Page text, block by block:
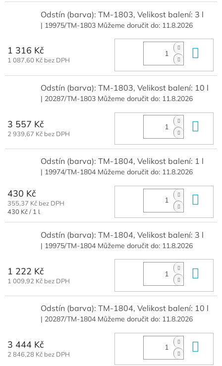
Odstín (barva): TM-1803, Velikost balení: 3 l
| 19975/TM-1803 Můžeme doručit do: 11.8.2026
1 316 Kč
1 087,60 Kč bez DPH
Odstín (barva): TM-1803, Velikost balení: 10 l
| 20287/TM-1803 Můžeme doručit do: 11.8.2026
3 557 Kč
2 939,67 Kč bez DPH
Odstín (barva): TM-1804, Velikost balení: 1 l
| 19974/TM-1804 Můžeme doručit do: 11.8.2026
430 Kč
355,37 Kč bez DPH
Měrná
cena:
430 Kč / 1 l
Odstín (barva): TM-1804, Velikost balení: 3 l
| 19975/TM-1804 Můžeme doručit do: 11.8.2026
1 222 Kč
1 009,92 Kč bez DPH
Odstín (barva): TM-1804, Velikost balení: 10 l
| 20287/TM-1804 Můžeme doručit do: 11.8.2026
3 444 Kč
2 846,28 Kč bez DPH